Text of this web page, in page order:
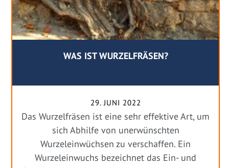
WAS IST WURZELFRÄSEN?
29. JUNI 2022
Das Wurzelfräsen ist eine sehr effektive Art, um
sich Abhilfe von unerwünschten
Wurzeleinwüchsen zu verschaffen. Ein
Wurzeleinwuchs bezeichnet das Ein- und